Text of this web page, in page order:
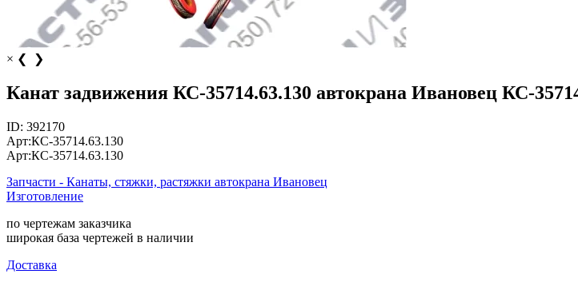
× ❮ ❯
Канат задвижения КС-35714.63.130 автокрана Ивановец КС-
ID: 392170
Арт:КС-35714.63.130
Арт:КС-35714.63.130
Запчасти - Канаты, стяжки, растяжки автокрана Ивановец
Изготовление
по чертежам заказчика
широкая база чертежей в наличии
Доставка